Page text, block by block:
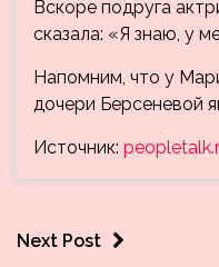
Вскоре подруга
сказала: «Я знаю, у
Напомним, что у
дочери Берсеневой
Источник:
Next Post